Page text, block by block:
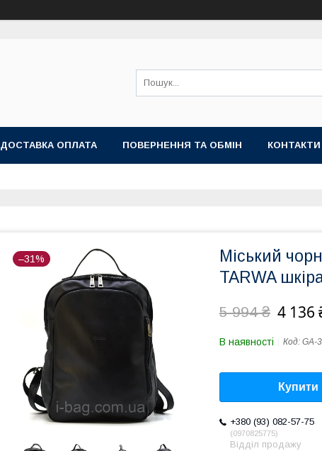
ДОСТАВКА ОПЛАТА ПОВЕРНЕННЯ ТА ОБМІН КОНТАКТИ
–31%
Міський
TARWA
5 994 ₴ 4 136
В наявності Код: GA-
Купити
+380 (93) 082-57-75
0970825775
Відділ продажу